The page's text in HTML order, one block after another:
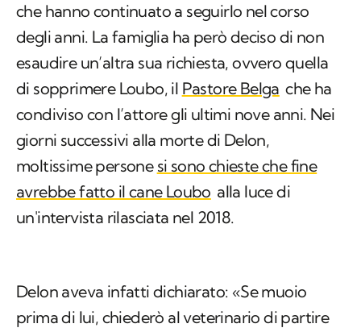
che hanno continuato a seguirlo nel corso
degli anni. La famiglia ha però deciso di non
esaudire un’altra sua richiesta, ovvero quella
di sopprimere Loubo, il Pastore Belga che ha
condiviso con l’attore gli ultimi nove anni. Nei
giorni successivi alla morte di Delon,
moltissime persone si sono chieste che fine
avrebbe fatto il cane Loubo alla luce di
un'intervista rilasciata nel 2018.
Delon aveva infatti dichiarato: «Se muoio
prima di lui, chiederò al veterinario di partire